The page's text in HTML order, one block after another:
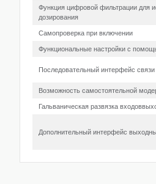
Функция цифровой фильтрации для
дозирования
Самопроверка при включении
Функциональные настройки с
Последовательный интерфейс связи
Возможность самостоятельной
Гальваническая развязка
Дополнительный интерфейс